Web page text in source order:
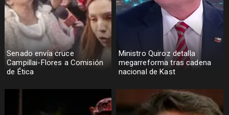
Senado envía cruce
Campillai-Flores a Comisión
de Ética
Ministro Quiroz detalla
megarreforma tras cadena
nacional de Kast